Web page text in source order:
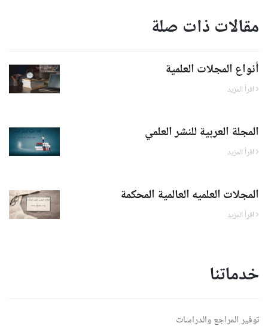
مقالات ذات صلة
أنواع المجلات العلمية
المجلة العربية للنشر العلمي
المجلات العلميه العالمية المحكمة
خدماتنا
توفير المراجع والدراسات